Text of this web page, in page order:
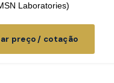
Laboratories)
preço / cotação